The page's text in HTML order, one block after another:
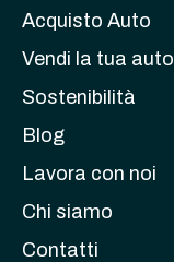
Acquisto Auto
Vendi la tua auto
Sostenibilità
Blog
Lavora con noi
Chi siamo
Contatti